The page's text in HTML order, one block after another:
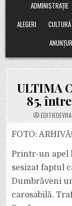
ADMINISTRAȚIE
ALEGERI
CULTURĂ
ULTIMA
85,
FOTO: ARHIVĂ!
Printr-un apel
sesizat faptul
Dumbrăveni
carosabilă.